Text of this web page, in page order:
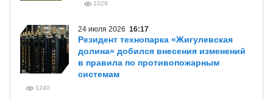
1028
24 июля 2026 16:17
Резидент технопарка «Жигулевская
долина» добился внесения изменений
в правила по противопожарным
системам
1240